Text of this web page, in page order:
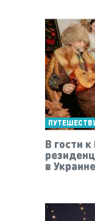
В гости
в Украине